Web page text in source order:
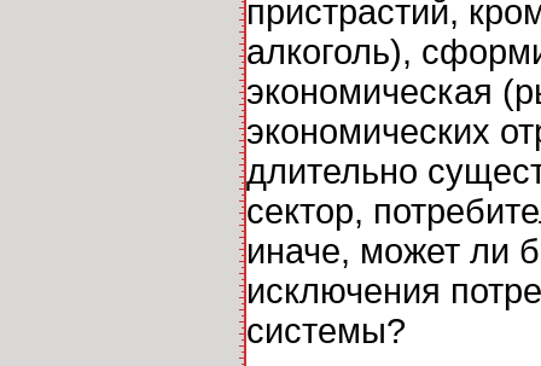
пристрастий,
алкоголь),
экономическая
экономических
длительно
сектор,
иначе, может ли
исключения
системы?